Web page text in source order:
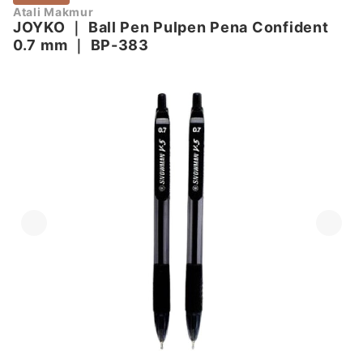
Atali Makmur
JOYKO
Ball Pen Pulpen Pena Confident
0.7 mm
BP-383